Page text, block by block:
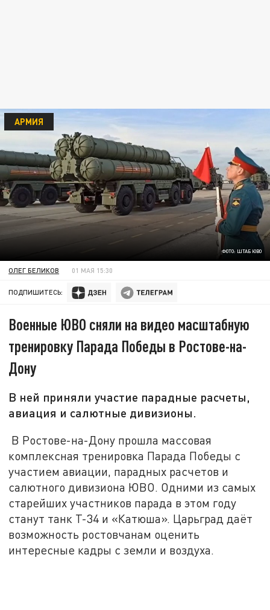
ФОТО: ШТАБ ЮВО
АРМИЯ
ОЛЕГ БЕЛИКОВ 01 МАЯ 15:30
ПОДПИШИТЕСЬ:
Военные ЮВО сняли на видео масштабную
тренировку Парада Победы в Ростове-на-
Дону
В ней приняли участие парадные расчеты,
авиация и салютные дивизионы.
В Ростове-на-Дону прошла массовая
комплексная тренировка Парада Победы с
участием авиации, парадных расчетов и
салютного дивизиона ЮВО. Одними из самых
старейших участников парада в этом году
станут танк Т-34 и «Катюша». Царьград даёт
возможность ростовчанам оценить
интересные кадры с земли и воздуха.